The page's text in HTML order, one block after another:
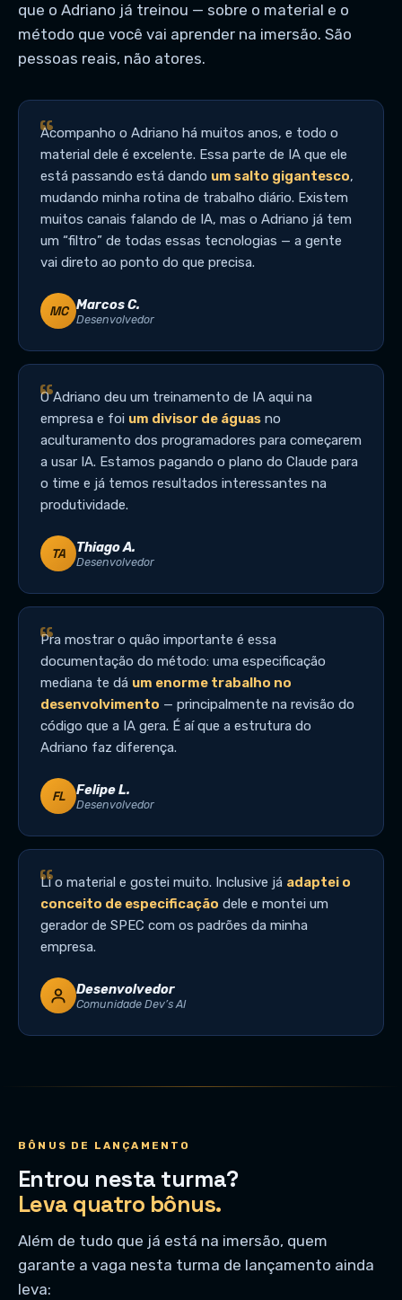
que o Adriano já treinou — sobre o material e o
método que você vai aprender na imersão. São
pessoas reais, não atores.
Acompanho o Adriano há muitos anos, e todo o
material dele é excelente. Essa parte de IA que ele
está passando está dando um salto gigantesco,
mudando minha rotina de trabalho diário. Existem
muitos canais falando de IA, mas o Adriano já tem
um “filtro” de todas essas tecnologias — a gente
vai direto ao ponto do que precisa.
MC Marcos C.
Desenvolvedor
O Adriano deu um treinamento de IA aqui na
empresa e foi um divisor de águas no
aculturamento dos programadores para começarem
a usar IA. Estamos pagando o plano do Claude para
o time e já temos resultados interessantes na
produtividade.
TA Thiago A.
Desenvolvedor
Pra mostrar o quão importante é essa
documentação do método: uma especificação
mediana te dá um enorme trabalho no
desenvolvimento — principalmente na revisão do
código que a IA gera. É aí que a estrutura do
Adriano faz diferença.
FL Felipe L.
Desenvolvedor
Li o material e gostei muito. Inclusive já adaptei o
conceito de especificação dele e montei um
gerador de SPEC com os padrões da minha
empresa.
Desenvolvedor
Comunidade Dev’s AI
BÔNUS DE LANÇAMENTO
Entrou nesta turma?
Leva quatro bônus.
Além de tudo que já está na imersão, quem
garante a vaga nesta turma de lançamento ainda
leva: